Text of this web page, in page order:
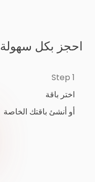
احجز بكل سهولة
Step 1
اختر باقة
أو أنشئ باقتك الخاصة